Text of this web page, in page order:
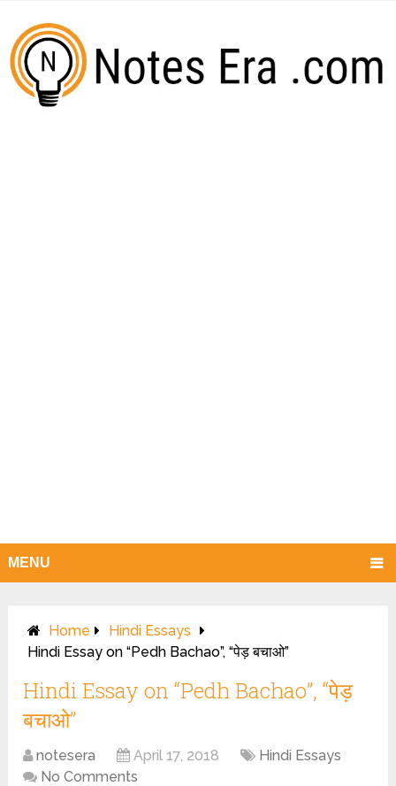
MENU
Home
Hindi Essays
Hindi Essay on “Pedh Bachao”, “पेड़ बचाओ”
Hindi Essay on “Pedh Bachao”, “पेड़
बचाओ”
notesera April 17, 2018
Hindi Essays
No Comments